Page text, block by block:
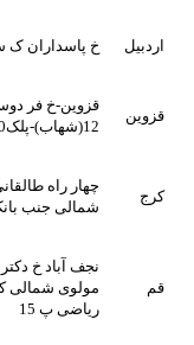
خ پاسداران ک سید اباد پ 45
قزوین-خ فر دوسی-کوچه
چهار راه طالقانی اول طالقانی
شمالی جنب بانک صادرات
نجف آباد خ دکتر شریعتی خ
مولوی شمالی کوچه شهید